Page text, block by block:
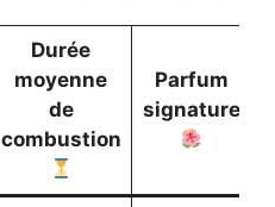
Durée
moyenne
de
combustion
Parfum
signature